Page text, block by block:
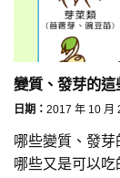
變質、發芽的這
日期： 2017 年 10 月
哪些變質、發芽
哪些又是可以